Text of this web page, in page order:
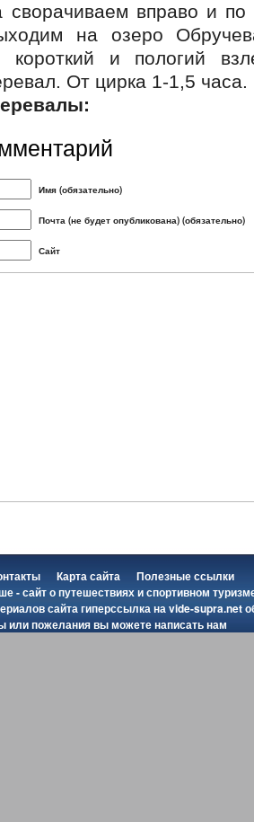
сворачиваем вправо и по
на озеро
короткий и пологий
От цирка 1-1,5 часа.
Имя (обязательно)
Почта (не будет опубликована) (обязательно)
Сайт
Карта сайта
Полезные ссылки
- сайт о путешествиях и спортивном
сайта гиперссылка наvide-supra.net
или пожелания вы можетенаписать нам